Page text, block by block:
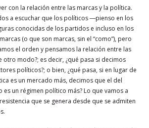
con la relación entre las marcas y la política.
a escuchar que los políticos ―pienso en los
conocidas de los partidos e incluso en los
(o que son marcas, sin el “como”), pero
el orden y pensamos la relación entre las
otro modo?; es decir, ¿qué pasa si decimos
políticos?; o bien, ¿qué pasa, si en lugar de
es un mercado más, decimos que el del
es un régimen político más? Lo que vamos a
que se genera desde que se admiten